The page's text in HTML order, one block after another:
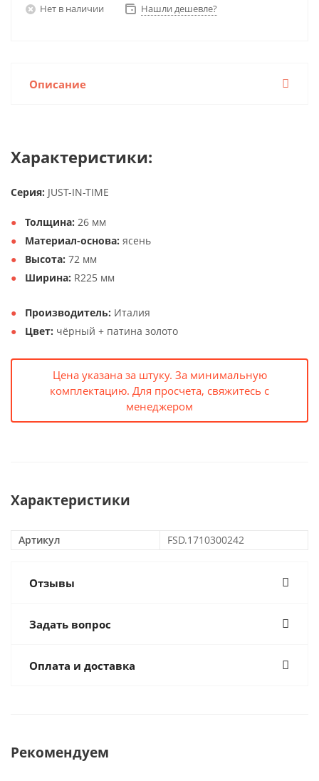
Нет в наличии Нашли дешевле?
Описание
Характеристики:
Серия: JUST-IN-TIME
Толщина: 26 мм
Материал-основа: ясень
Высота: 72 мм
Ширина: R225 мм
Производитель: Италия
Цвет: чёрный + патина золото
Цена указана за штуку. За минимальную
комплектацию. Для просчета, свяжитесь с
менеджером
Характеристики
Артикул FSD.1710300242
Отзывы
Задать вопрос
Оплата и доставка
Рекомендуем